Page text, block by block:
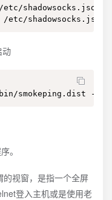
shadowsocks.json
etc/
动
smokeping.dist --
。
视窗，是指一个全屏
登入主机或是使用老